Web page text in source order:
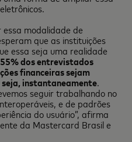
essa modalidade de
que as instituições
essa seja uma realidade
dos entrevistados
financeiras sejam
instantaneamente.
seguir trabalhando no
e de padrões
do usuário”, afirma
da Mastercard Brasil e